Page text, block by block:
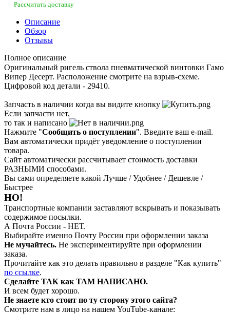
Рассчитать доставку
Описание
Обзор
Отзывы
Полное описание
Оригинальный ригель ствола пневматической винтовки Гамо
Випер Десерт. Расположение смотрите на взрыв-схеме.
Цифровой код детали - 29410.
Запчасть в наличии когда вы видите кнопку
Если запчасти нет,
то так и написано
Нажмите "Сообщить о поступлении". Введите ваш e-mail.
Вам автоматически придёт уведомление о поступлении
товара.
Сайт автоматически рассчитывает стоимость доставки
РАЗНЫМИ способами.
Вы сами определяете какой Лучше / Удобнее / Дешевле /
Быстрее
НО!
Транспортные компании заставляют вскрывать и показывать
содержимое посылки.
А Почта России - НЕТ.
Выбирайте именно Почту России при оформлении заказа
Не мучайтесь. Не экспериментируйте при оформлении
заказа.
Прочитайте как это делать правильно в разделе "Как купить"
по ссылке.
Сделайте ТАК как ТАМ НАПИСАНО.
И всем будет хорошо.
Не знаете кто стоит по ту сторону этого сайта?
Смотрите нам в лицо на нашем YouTube-канале: